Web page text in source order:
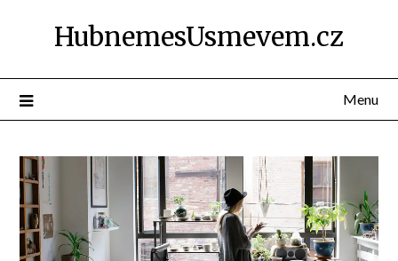
HubnemesUsmevem.cz
Menu